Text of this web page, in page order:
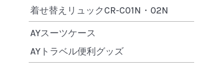
着せ替えリュックCR-C01N・02N
AYスーツケース
AYトラベル便利グッズ